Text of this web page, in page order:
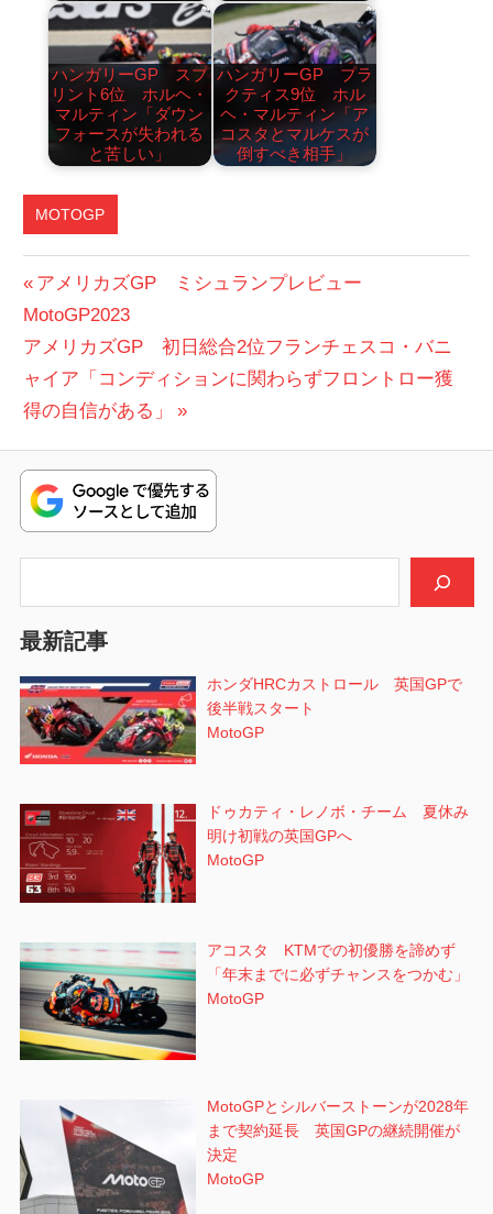
ハンガリーGP スプ
リント6位 ホルヘ・
マルティン「ダウン
フォースが失われる
と苦しい」
ハンガリーGP プラ
クティス9位 ホル
ヘ・マルティン「ア
コスタとマルケスが
倒すべき相手」
MOTOGP
投
稿
ナ
ビ
ゲ
ー
ン
前
の
投
稿:
アメリカズGP ミシュランプレビュー
MotoGP2023
次
の
投
アメリカズGP 初日総合2位フランチェスコ・バニ
ャイア「コンディションに関わらずフロントロー獲
得の自信がある」
最新記事
ホンダHRCカストロール 英国GPで
後半戦スタート
MotoGP
ドゥカティ・レノボ・チーム 夏休み
明け初戦の英国GPへ
MotoGP
アコスタ KTMでの初優勝を諦めず
「年末までに必ずチャンスをつかむ」
MotoGP
MotoGPとシルバーストーンが2028年
まで契約延長 英国GPの継続開催が
決定
MotoGP